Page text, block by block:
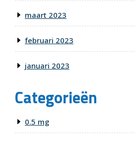
maart 2023
februari 2023
januari 2023
Categorieën
0.5 mg